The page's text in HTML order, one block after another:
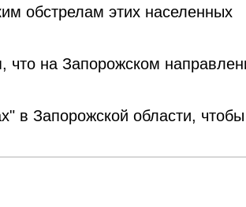
обстрелам этих населенных
что на Запорожском
в Запорожской области, чтобы